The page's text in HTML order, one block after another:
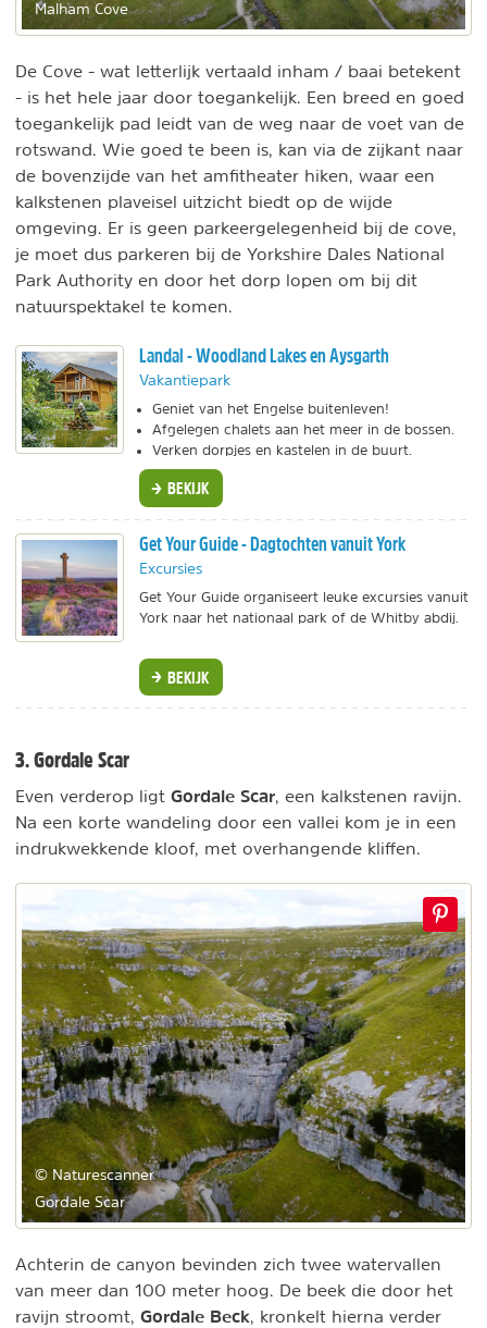
Malham Cove
De Cove - wat letterlijk vertaald inham / baai betekent
- is het hele jaar door toegankelijk. Een breed en goed
toegankelijk pad leidt van de weg naar de voet van de
rotswand. Wie goed te been is, kan via de zijkant naar
de bovenzijde van het amfitheater hiken, waar een
kalkstenen plaveisel uitzicht biedt op de wijde
omgeving. Er is geen parkeergelegenheid bij de cove,
je moet dus parkeren bij de Yorkshire Dales National
Park Authority en door het dorp lopen om bij dit
natuurspektakel te komen.
Landal - Woodland Lakes en Aysgarth
Vakantiepark
Geniet van het Engelse buitenleven!
Afgelegen chalets aan het meer in de bossen.
Verken dorpjes en kastelen in de buurt.
BEKIJK
Get Your Guide - Dagtochten vanuit York
Excursies
Get Your Guide organiseert leuke excursies vanuit
York naar het nationaal park of de Whitby abdij.
BEKIJK
3. Gordale Scar
Even verderop ligt Gordale Scar , een kalkstenen ravijn.
Na een korte wandeling door een vallei kom je in een
indrukwekkende kloof, met overhangende kliffen.
© Naturescanner
Gordale Scar
Achterin de canyon bevinden zich twee watervallen
van meer dan 100 meter hoog. De beek die door het
ravijn stroomt, Gordale Beck , kronkelt hierna verder